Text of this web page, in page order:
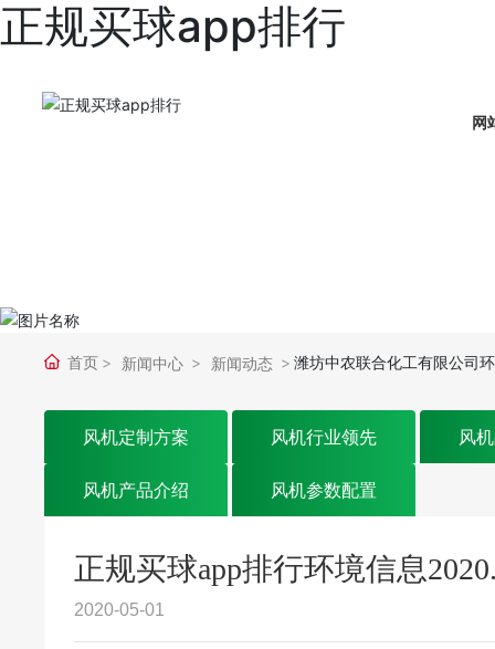
正规买球app排行
网
首页 新闻中心 新闻动态 潍坊中农联合化工有限公司
风机定制方案 风机行业领先 风
风机产品介绍 风机参数配置
正规买球app排行环境信息
2020-05-01